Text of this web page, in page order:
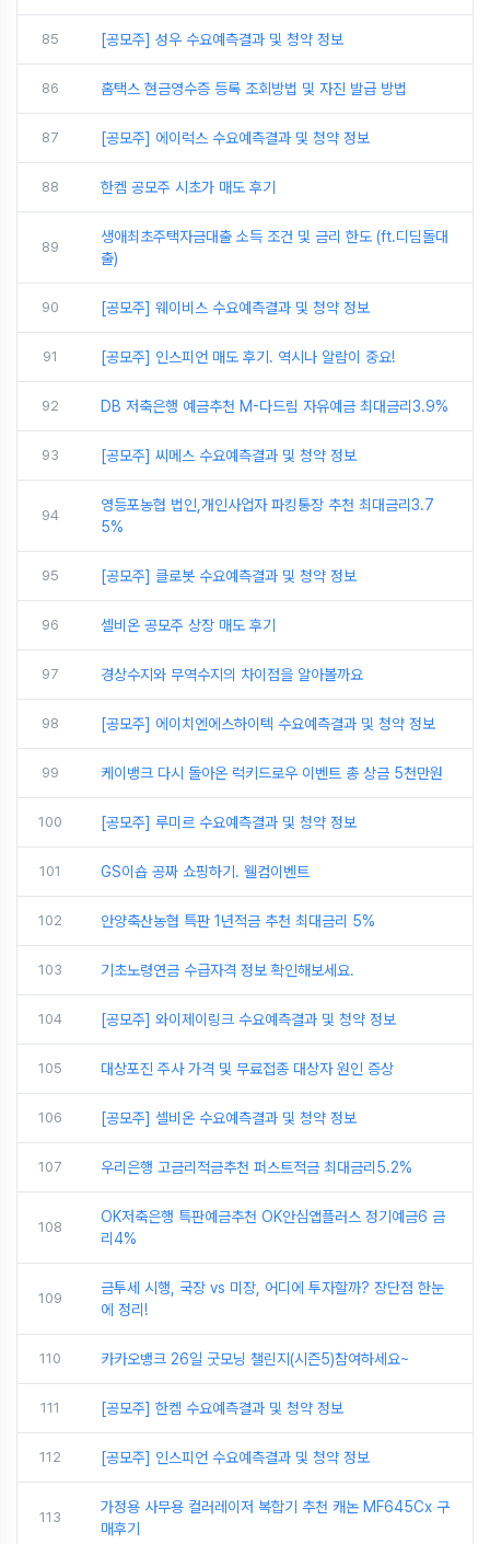
85 [공모주] 성우 수요예측결과 및 청약 정보
86 홈택스 현금영수증 등록 조회방법 및 자진 발급 방법
87 [공모주] 에이럭스 수요예측결과 및 청약 정보
88 한켐 공모주 시초가 매도 후기
89
생애최초주택자금대출 소득 조건 및 금리 한도 (ft.디딤돌대
출)
90 [공모주] 웨이비스 수요예측결과 및 청약 정보
91 [공모주] 인스피언 매도 후기. 역시나 알람이 중요!
92 DB 저축은행 예금추천 M-다드림 자유예금 최대금리3.9%
93 [공모주] 씨메스 수요예측결과 및 청약 정보
94
영등포농협 법인,개인사업자 파킹통장 추천 최대금리3.7
5%
95 [공모주] 클로봇 수요예측결과 및 청약 정보
96 셀비온 공모주 상장 매도 후기
97 경상수지와 무역수지의 차이점을 알아볼까요
98 [공모주] 에이치엔에스하이텍 수요예측결과 및 청약 정보
99 케이뱅크 다시 돌아온 럭키드로우 이벤트 총 상금 5천만원
100 [공모주] 루미르 수요예측결과 및 청약 정보
101 GS이숍 공짜 쇼핑하기. 웰컴이벤트
102 안양축산농협 특판 1년적금 추천 최대금리 5%
103 기초노령연금 수급자격 정보 확인해보세요.
104 [공모주] 와이제이링크 수요예측결과 및 청약 정보
105 대상포진 주사 가격 및 무료접종 대상자 원인 증상
106 [공모주] 셀비온 수요예측결과 및 청약 정보
107 우리은행 고금리적금추천 퍼스트적금 최대금리5.2%
108
OK저축은행 특판예금추천 OK안심앱플러스 정기예금6 금
리4%
109
금투세 시행, 국장 vs 미장, 어디에 투자할까? 장단점 한눈
에 정리!
110 카카오뱅크 26일 굿모닝 챌린지(시즌5)참여하세요~
111 [공모주] 한켐 수요예측결과 및 청약 정보
112 [공모주] 인스피언 수요예측결과 및 청약 정보
113
가정용 사무용 컬러레이저 복합기 추천 캐논 MF645Cx 구
매후기